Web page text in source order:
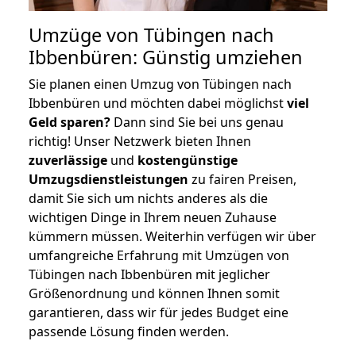
Umzüge von Tübingen nach
Ibbenbüren: Günstig umziehen
Sie planen einen Umzug von Tübingen nach
Ibbenbüren und möchten dabei möglichstviel
Geld sparen? Dann sind Sie bei uns genau
richtig! Unser Netzwerk bieten Ihnen
zuverlässige und kostengünstige
Umzugsdienstleistungen zu fairen Preisen,
damit Sie sich um nichts anderes als die
wichtigen Dinge in Ihrem neuen Zuhause
kümmern müssen. Weiterhin verfügen wir über
umfangreiche Erfahrung mit Umzügen von
Tübingen nach Ibbenbüren mit jeglicher
Größenordnung und können Ihnen somit
garantieren, dass wir für jedes Budget eine
passende Lösung finden werden.